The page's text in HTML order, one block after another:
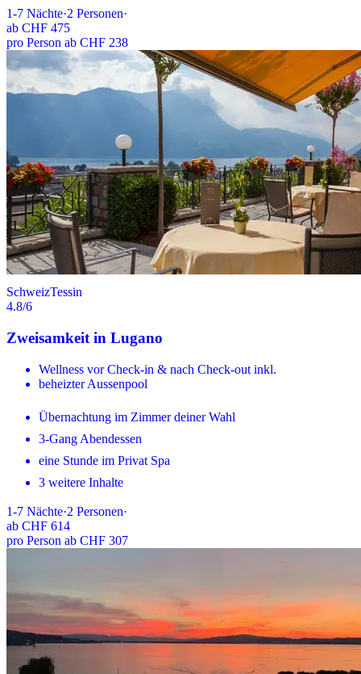
1-7 Nächte·2 Personen·
ab CHF 475
pro Person ab CHF 238
SchweizTessin
4.8/6
Zweisamkeit in Lugano
Wellness vor Check-in & nach Check-out inkl.
beheizter Aussenpool
Übernachtung im Zimmer deiner Wahl
3-Gang Abendessen
eine Stunde im Privat Spa
3 weitere Inhalte
1-7 Nächte·2 Personen·
ab CHF 614
pro Person ab CHF 307